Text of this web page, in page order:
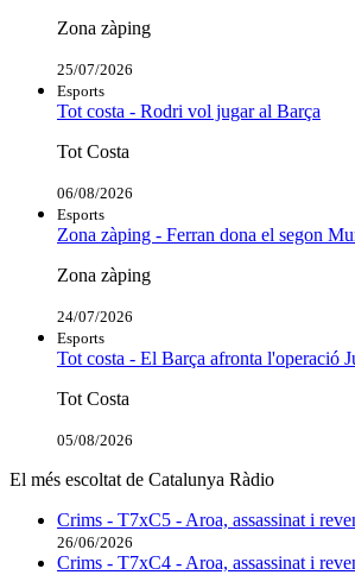
Zona zàping
25/07/2026
Esports
Tot costa - Rodri vol jugar al Barça
Tot Costa
06/08/2026
Esports
Zona zàping - Ferran dona el segon
Zona zàping
24/07/2026
Esports
Tot costa - El Barça afronta l'operació
Tot Costa
05/08/2026
El més escoltat de Catalunya Ràdio
Crims - T7xC5 - Aroa, assassinat i
26/06/2026
Crims - T7xC4 - Aroa, assassinat i